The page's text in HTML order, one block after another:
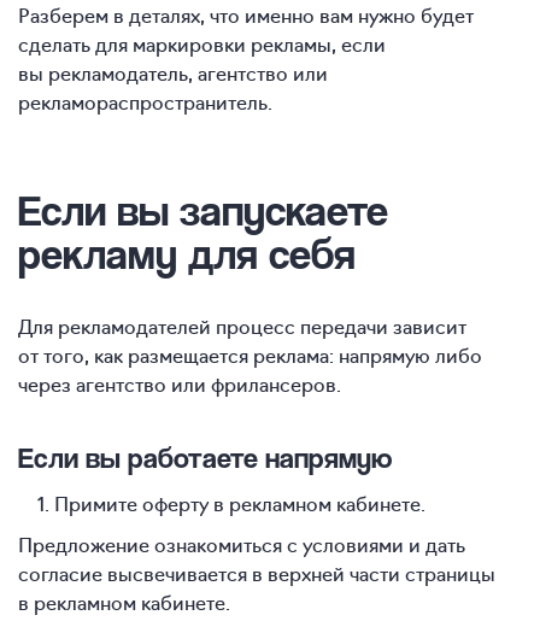
Разберем в деталях, что именно вам нужно будет
сделать для маркировки рекламы, если
вы рекламодатель, агентство или
рекламораспространитель.
Если вы запускаете
рекламу для себя
Для рекламодателей процесс передачи зависит
от того, как размещается реклама: напрямую либо
через агентство или фрилансеров.
Если вы работаете напрямую
Примите оферту в рекламном кабинете.
Предложение ознакомиться с условиями и дать
согласие высвечивается в верхней части страницы
в рекламном кабинете.